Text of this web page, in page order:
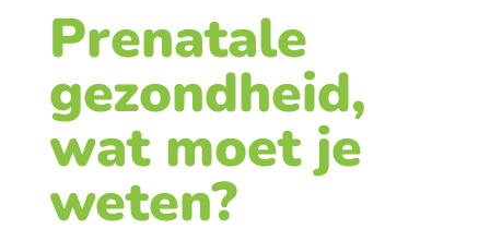
Prenatale
gezondheid,
wat moet je
weten?